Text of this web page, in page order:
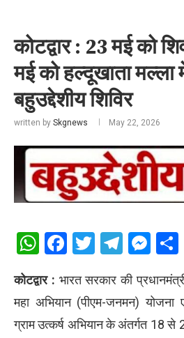
कोटद्वार : 23 मई को
मई को हल्दूखाता
बहुउद्देशीय शिविर
written by Skgnews May 22, 2026
WhatsApp
Facebook
Twitter
कोटद्वार : भारत सरकार की
महा अभियान (पीएम-जनमन)
ग्राम उत्कर्ष अभियान के अंतर्गत 18 से